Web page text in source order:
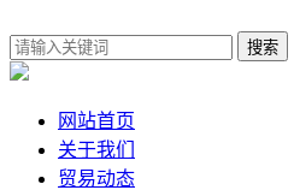
搜索
网站首页
关于我们
贸易动态